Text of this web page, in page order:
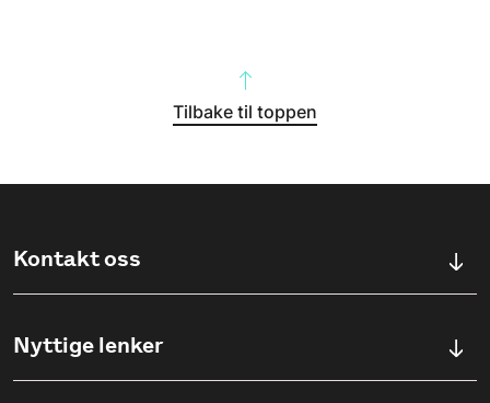
Tilbake til toppen
Kontakt oss
Ullevålsveien 76, 0454 OSLO
Nyttige lenker